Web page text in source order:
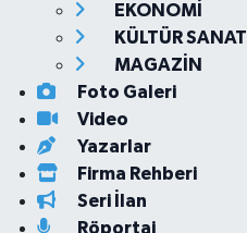
EKONOMİ
KÜLTÜR SANAT
MAGAZİN
Foto Galeri
Video
Yazarlar
Firma Rehberi
Seri İlan
Röportaj